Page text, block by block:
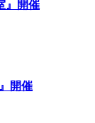
』開催
開催